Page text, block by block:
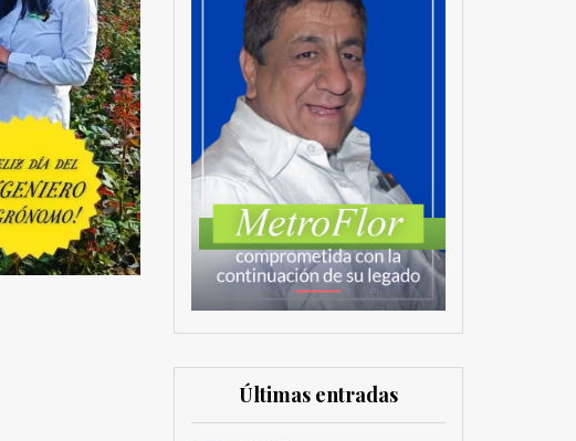
Últimas entradas